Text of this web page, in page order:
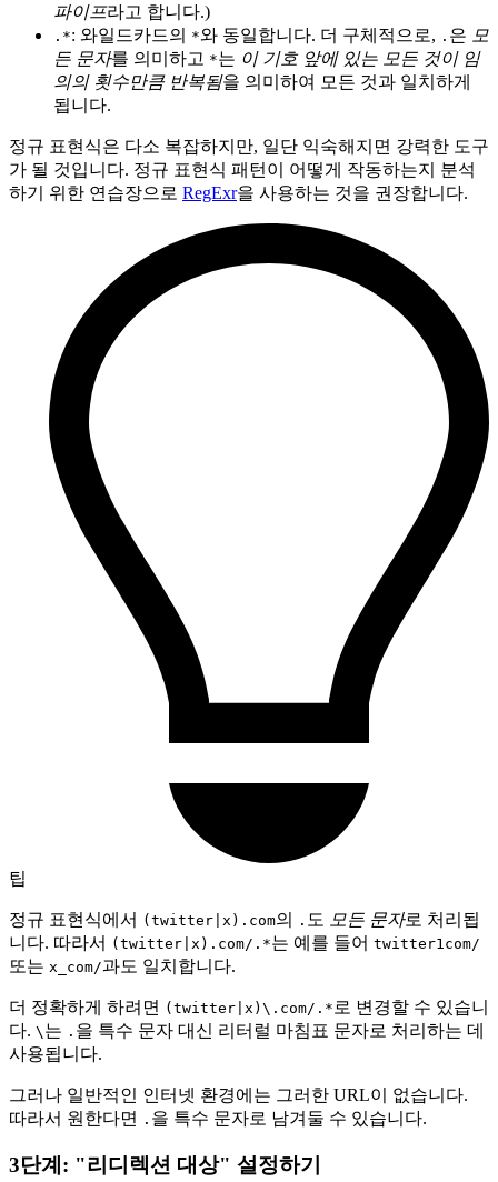
파이프라고 합니다.)
.*: 와일드카드의 *와 동일합니다. 더 구체적으로, . 은 모
든 문자를 의미하고 *는 이 기호 앞에 있는 모든 것이 임
의의 횟수만큼 반복됨을 의미하여 모든 것과 일치하게
됩니다.
정규 표현식은 다소 복잡하지만, 일단 익숙해지면 강력한 도구
가 될 것입니다. 정규 표현식 패턴이 어떻게 작동하는지 분석
하기 위한 연습장으로 RegExr을 사용하는 것을 권장합니다.
팁
정규 표현식에서 (twitter|x).com의 . 도 모든 문자로 처리됩
니다. 따라서 (twitter|x).com/.*는 예를 들어 twitter1com/
또는 x_com/과도 일치합니다.
더 정확하게 하려면 (twitter|x)\.com/.* 로 변경할 수 있습니
다. \ 는 . 을 특수 문자 대신 리터럴 마침표 문자로 처리하는 데
사용됩니다.
그러나 일반적인 인터넷 환경에는 그러한 URL이 없습니다.
따라서 원한다면
. 을 특수 문자로 남겨둘 수 있습니다.
3단계: "리디렉션 대상" 설정하기